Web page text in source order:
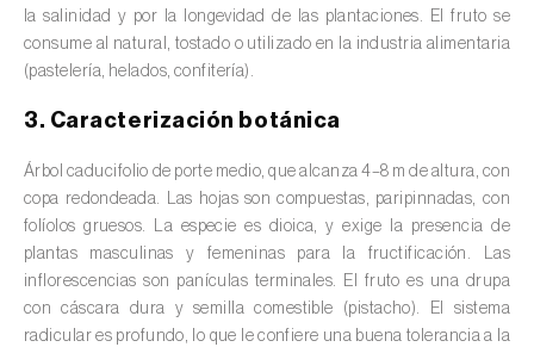
Apio (Apium graveolens)
Arándano (Vaccinium spp.
Áreas no cultivadas (-)
Aromáticas, condimentarias y medicinales
(Coriandrum, Petroselinum, Mentha, Ocimum,
Artemisia, Foeniculum, Laurus, Majorana,
Melissa, Pimpinella, Rosmarinus e outras
Arroz (Oryza spp.)
la salinidad y por la longevidad de las plantaciones. El fruto se
consume al natural, tostado o utilizado en la industria alimentaria
(pastelería, helados, confitería).
3. Caracterización botánica
Árbol caducifolio de porte medio, que alcanza 4–8 m de altura, con
copa redondeada. Las hojas son compuestas, paripinnadas, con
folíolos gruesos. La especie es dioica, y exige la presencia de
plantas masculinas y femeninas para la fructificación. Las
inflorescencias son panículas terminales. El fruto es una drupa
con cáscara dura y semilla comestible (pistacho). El sistema
radicular es profundo, lo que le confiere una buena tolerancia a la